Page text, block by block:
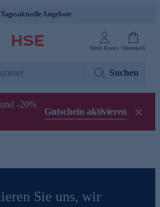
Tagesaktuelle Angebote
Mein Konto Warenkorb
Suchen
-20%
Gutschein aktivieren
Sie uns, wir